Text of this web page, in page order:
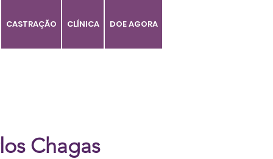
CASTRAÇÃO CLÍNICA DOE AGORA
Chagas